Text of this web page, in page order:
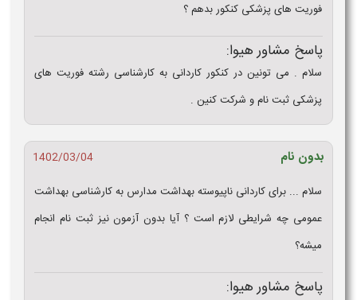
فوریت های پزشکی کنکور بدهم ؟
پاسخ مشاور هیوا:
سلام . می تونین در کنکور کاردانی به کارشناسی رشته فوریت های
پزشکی ثبت نام و شرکت کنین .
بدون نام
1402/03/04
سلام ... برای کاردانی ناپیوسته بهداشت مدارس به کارشناسی بهداشت
عمومی چه شرایطی لازم است ؟ آیا بدون آزمون نیز ثبت نام انجام
میشه؟
پاسخ مشاور هیوا: